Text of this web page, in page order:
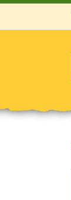
Zum
springen